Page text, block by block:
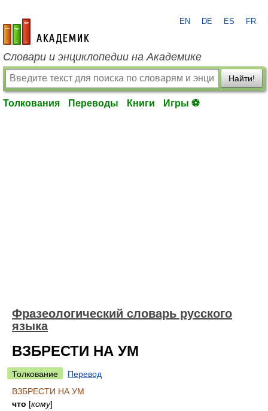
academic.ru
EN DE ES FR
Словари и энциклопедии на Академике
Найти!
Толкования Переводы Книги Игры ⚽
Фразеологический словарь русского
языка
ВЗБРЕСТИ НА УМ
Толкование
Перевод
ВЗБРЕСТИ НА УМ
что [кому]